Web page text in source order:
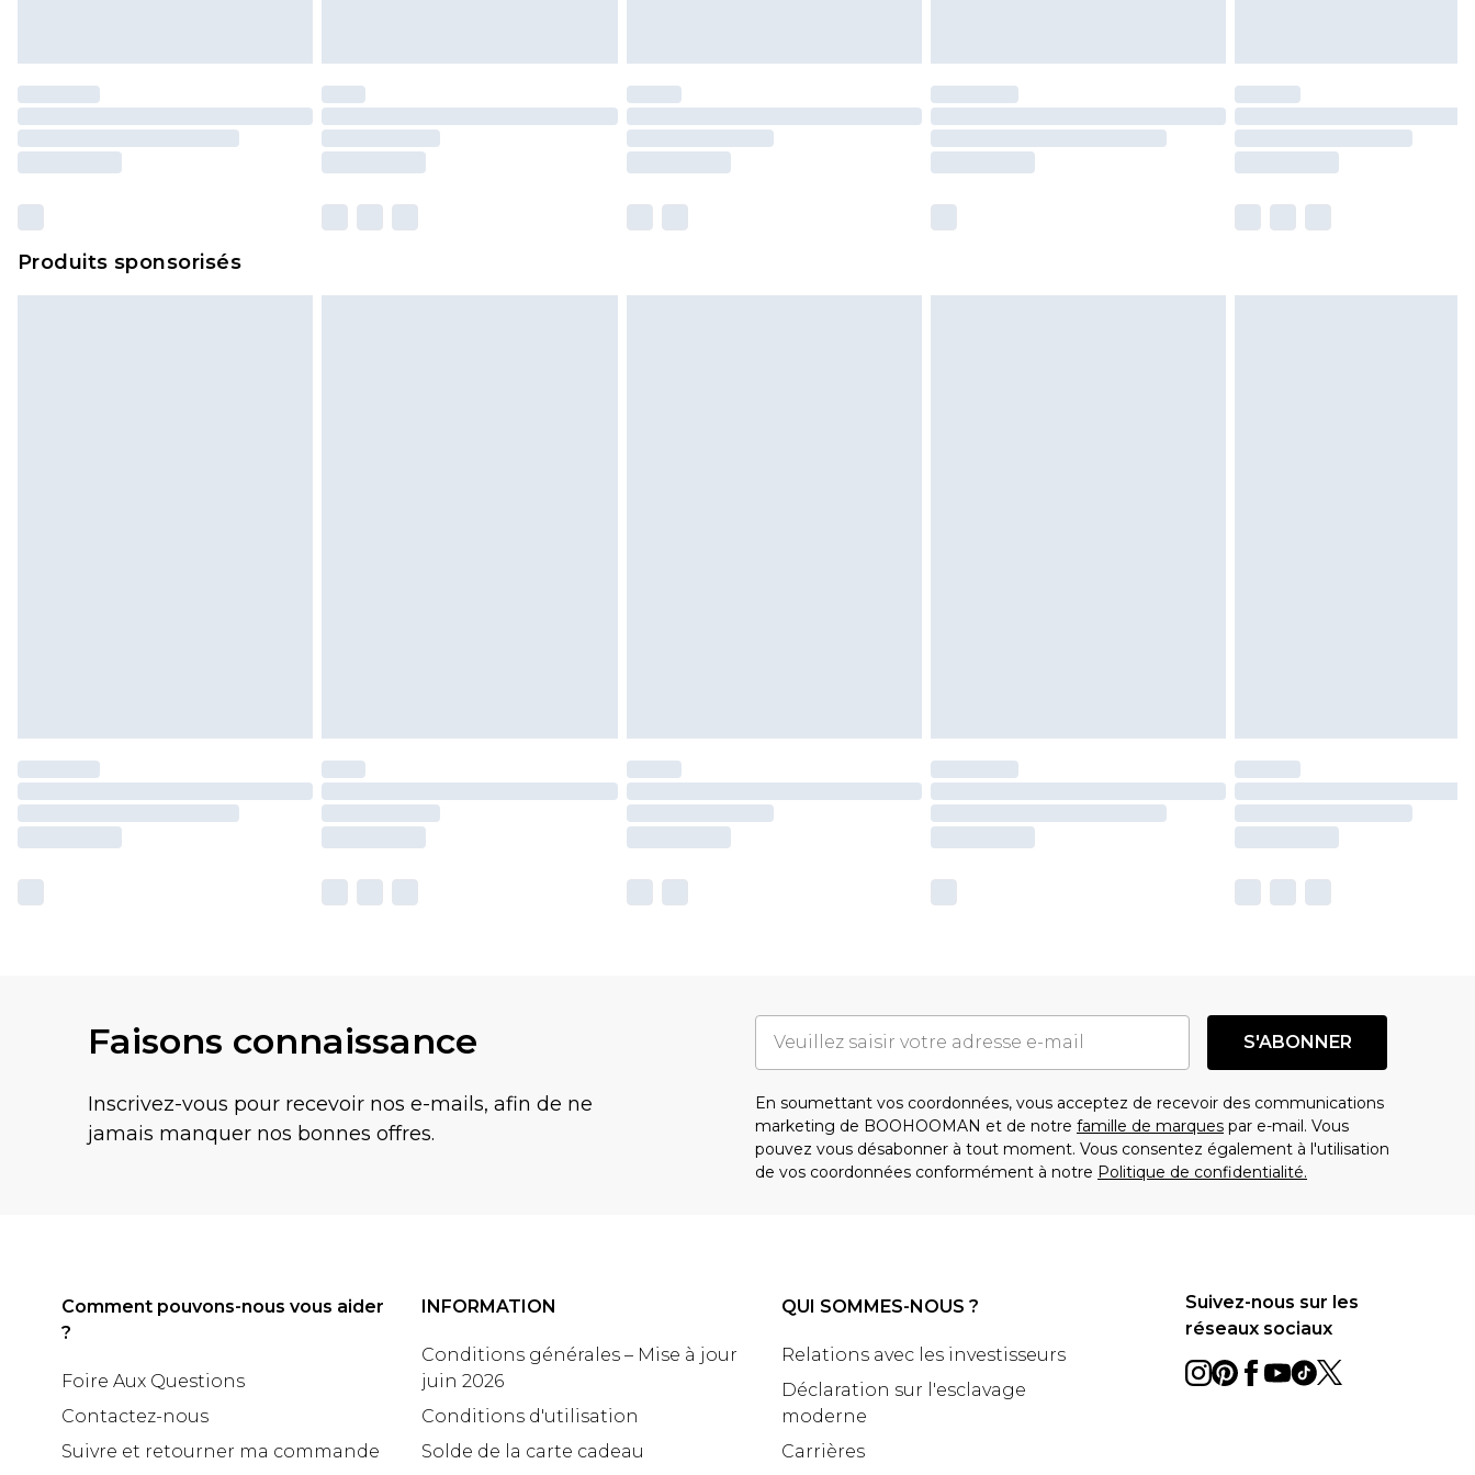
Produits sponsorisés
Faisons connaissance
Inscrivez-vous pour recevoir nos e-mails, afin de ne
jamais manquer nos bonnes offres.
S'ABONNER
En soumettant vos coordonnées, vous acceptez de recevoir des communications
marketing de BOOHOOMAN et de notre famille de marques par e-mail. Vous
pouvez vous désabonner à tout moment. Vous consentez également à l'utilisation
de vos coordonnées conformément à notre Politique de confidentialité.
Comment pouvons-nous vous aider
?
Foire Aux Questions
Contactez-nous
Suivre et retourner ma commande
INFORMATION
Conditions générales – Mise à jour
juin 2026
Conditions d'utilisation
Solde de la carte cadeau
QUI SOMMES-NOUS ?
Relations avec les investisseurs
Déclaration sur l'esclavage
moderne
Carrières
Suivez-nous sur les
réseaux sociaux